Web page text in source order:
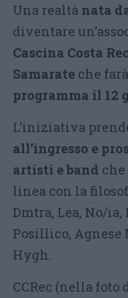
Una realtà nata
diventare
Cascina Costa
Samarate che
programma il 12
L’iniziativa
all’ingresso e
artisti e band
linea con la
Dmtra, Lea, No/
Posillico, Agnese
Hygh.
CCRec (nella